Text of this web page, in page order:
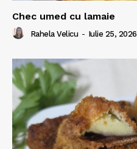
Chec umed cu lamaie
Rahela Velicu - Iulie 25, 2026